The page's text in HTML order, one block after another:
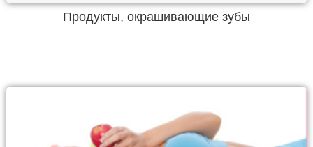
Продукты, окрашивающие зубы